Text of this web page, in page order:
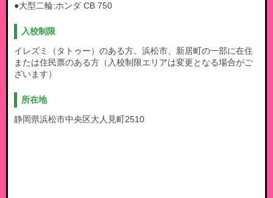
●大型二輪:ホンダ CB 750
入校制限
イレズミ（タトゥー）のある方。浜松市、新居町の一部に在住
または住民票のある方（入校制限エリアは変更となる場合がご
ざいます）
所在地
静岡県浜松市中央区大人見町2510